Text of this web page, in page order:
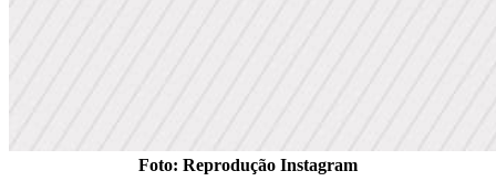
Foto: Reprodução Instagram